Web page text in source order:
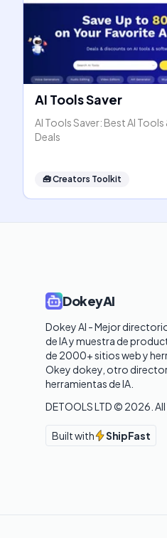
AI Tools Saver
AI Tools Saver: Best AI
Deals
🧰Creators Toolkit
DokeyAI
Dokey AI - Mejor
de IA y muestra de
de 2000+ sitios web y
Okey dokey, otro
herramientas de IA.
DETOOLS LTD © 2026 .
Built with ShipFast